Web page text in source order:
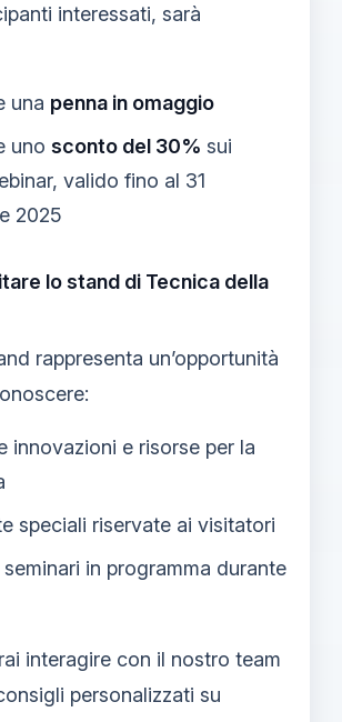
interessati, sarà
una penna in omaggio
uno sconto del 30% sui
valido fino al 31
2025
lo stand di Tecnica della
rappresenta un’opportunità
innovazioni e risorse per la
speciali riservate ai visitatori
seminari in programma durante
interagire con il nostro team
personalizzati su